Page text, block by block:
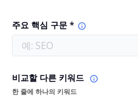
주요 핵심 구문 *
비교할 다른 키워드
한 줄에 하나의 키워드